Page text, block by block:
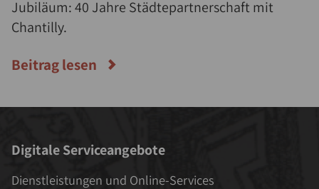
Jubiläum: 40 Jahre Städtepartnerschaft mit
Chantilly.
Beitrag lesen
Digitale Serviceangebote
Dienstleistungen und Online-Services